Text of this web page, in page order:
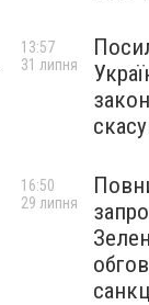
13:57
31 липня
16:50
29 липня